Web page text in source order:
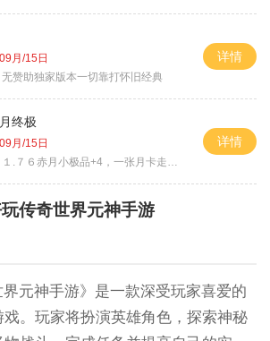
09月/15日
无赞助独家版本一切靠打怀旧经典
详情
终极
09月/15日
１.７６赤月小极品+4，一张月卡走天涯c
详情
传奇世界元神手游
界元神手游》是一款深受玩家喜爱的
。玩家将扮演英雄角色，探索神秘